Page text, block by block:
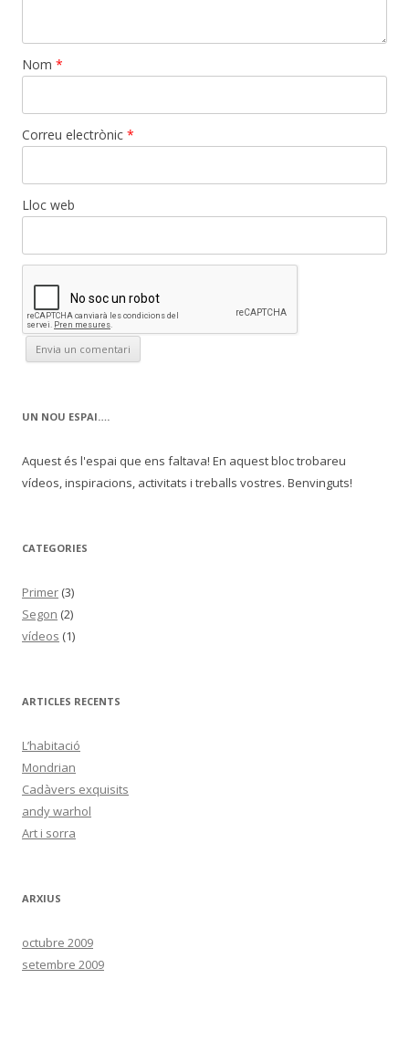
Nom *
Correu electrònic *
Lloc web
UN NOU ESPAI….
Aquest és l'espai que ens faltava! En aquest bloc trobareu
vídeos, inspiracions, activitats i treballs vostres. Benvinguts!
CATEGORIES
Primer (3)
Segon (2)
vídeos (1)
ARTICLES RECENTS
L’habitació
Mondrian
Cadàvers exquisits
andy warhol
Art i sorra
ARXIUS
octubre 2009
setembre 2009